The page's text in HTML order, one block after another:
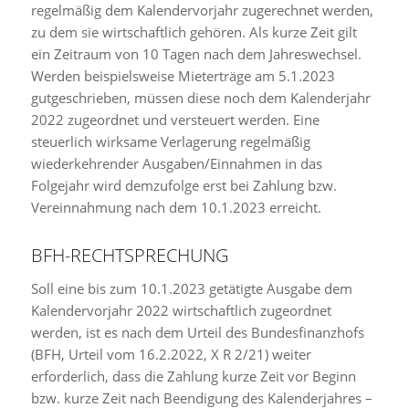
regelmäßig dem Kalendervorjahr zugerechnet werden,
zu dem sie wirtschaftlich gehören. Als kurze Zeit gilt
ein Zeitraum von 10 Tagen nach dem Jahreswechsel.
Werden beispielsweise Mieterträge am 5.1.2023
gutgeschrieben, müssen diese noch dem Kalenderjahr
2022 zugeordnet und versteuert werden. Eine
steuerlich wirksame Verlagerung regelmäßig
wiederkehrender Ausgaben/Einnahmen in das
Folgejahr wird demzufolge erst bei Zahlung bzw.
Vereinnahmung nach dem 10.1.2023 erreicht.
BFH-RECHTSPRECHUNG
Soll eine bis zum 10.1.2023 getätigte Ausgabe dem
Kalendervorjahr 2022 wirtschaftlich zugeordnet
werden, ist es nach dem Urteil des Bundesfinanzhofs
(BFH, Urteil vom 16.2.2022, X R 2/21) weiter
erforderlich, dass die Zahlung kurze Zeit vor Beginn
bzw. kurze Zeit nach Beendigung des Kalenderjahres –